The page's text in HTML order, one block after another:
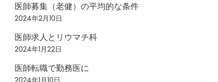
医師募集（老健）の平均的な条件
2024年2月10日
医師求人とリウマチ科
2024年1月22日
医師転職で勤務医に
2024年1月10日